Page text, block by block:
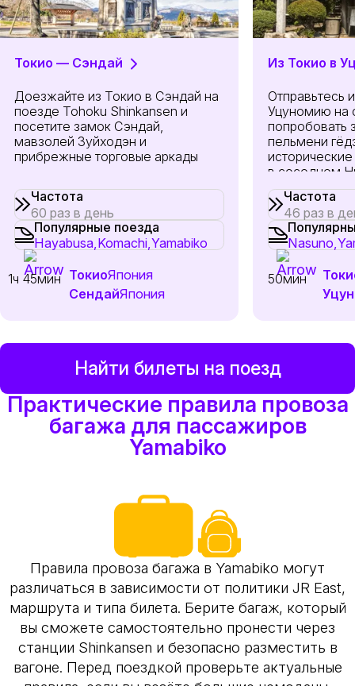
Токио — Сэндай
Доезжайте из Токио в Сэндай на
поезде Tohoku Shinkansen и
посетите замок Сэндай,
мавзолей Зуйходэн и
прибрежные торговые аркады
Частота
60 раз в день
Популярные поезда
Hayabusa,Komachi,Yamabiko
ТокиоЯпония
1ч 45мин
СендайЯпония
Из Токио в
Отправьтесь
Уцуномию на
попробовать
пельмени
в соседнем
Частота
46 раз в
Nasuno,
50мин
Найти билеты на поезд
Практические правила провоза
багажа для пассажиров
Yamabiko
Правила провоза багажа в Yamabiko могут
различаться в зависимости от политики JR East,
маршрута и типа билета. Берите багаж, который
вы сможете самостоятельно пронести через
станции Shinkansen и безопасно разместить в
вагоне. Перед поездкой проверьте актуальные